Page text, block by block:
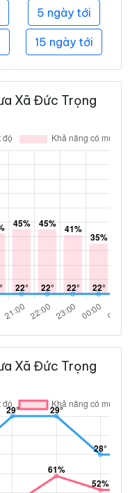
5 ngày tới
15 ngày tới
Xã Đức Trọng
Xã Đức Trọng